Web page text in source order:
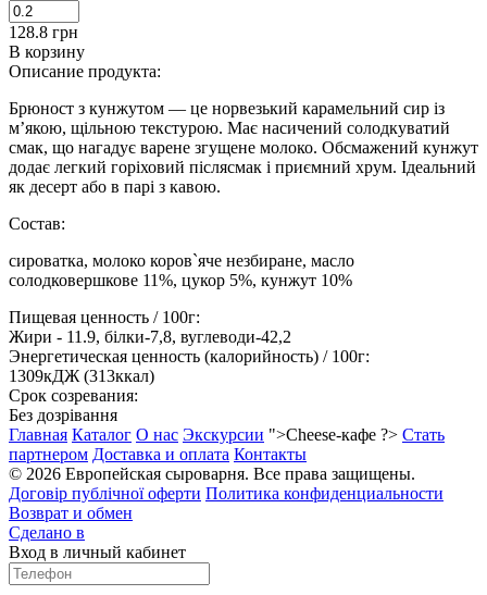
128.8 грн
В корзину
Описание продукта:
Брюност з кунжутом — це норвезький карамельний сир із
м’якою, щільною текстурою. Має насичений солодкуватий
смак, що нагадує варене згущене молоко. Обсмажений кунжут
додає легкий горіховий післясмак і приємний хрум. Ідеальний
як десерт або в парі з кавою.
Состав:
сироватка, молоко коров`яче незбиране, масло
солодковершкове 11%, цукор 5%, кунжут 10%
Пищевая ценность / 100г:
Жири - 11.9, білки-7,8, вуглеводи-42,2
Энергетическая ценность (калорийность) / 100г:
1309кДЖ (313ккал)
Срок созревания:
Без дозрівання
Главная Каталог О нас Экскурсии ">Cheese-кафе ?> Стать
партнером Доставка и оплата Контакты
© 2026 Европейская сыроварня. Все права защищены.
Договір публічної оферти Политика конфиденциальности
Возврат и обмен
Сделано в
Вход в личный кабинет